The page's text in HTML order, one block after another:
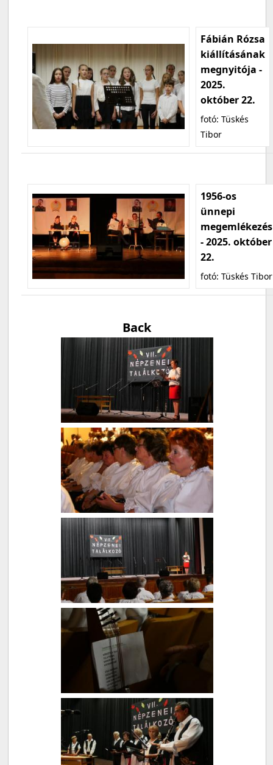
Fábián Rózsa
kiállításának
megnyitója -
2025.
október 22.
fotó: Tüskés
Tibor
1956-os
ünnepi
megemlékezés
- 2025. október
22.
fotó: Tüskés Tibor
Back